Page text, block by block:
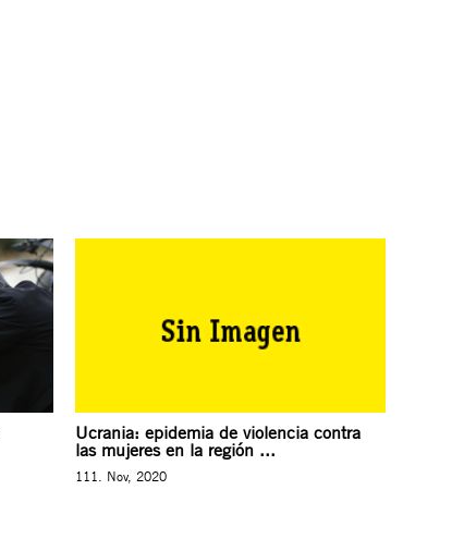
Ucrania: epidemia de violencia contra
las mujeres en la región ...
111. Nov, 2020